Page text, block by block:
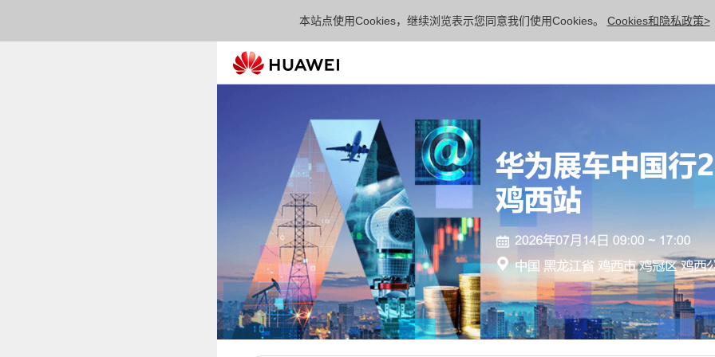
本站点使用Cookies，继续浏览表示您同意我们使用Cookies。 Cookies和隐私政策>